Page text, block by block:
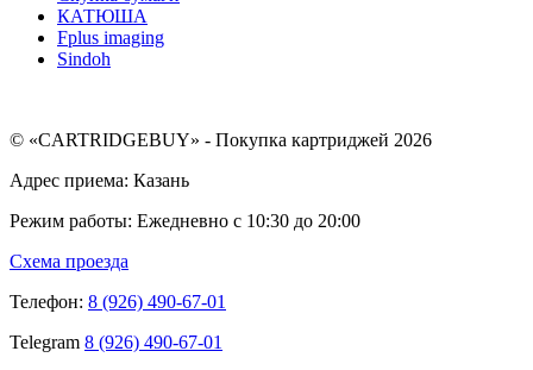
КАТЮША
Fplus imaging
Sindoh
© «CARTRIDGEBUY» - Покупка картриджей 2026
Адрес приема: Казань
Режим работы: Ежедневно с 10:30 до 20:00
Схема проезда
Телефон: 8 (926) 490-67-01
Telegram 8 (926) 490-67-01